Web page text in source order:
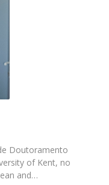
Doutoramento
of Kent, no
and…